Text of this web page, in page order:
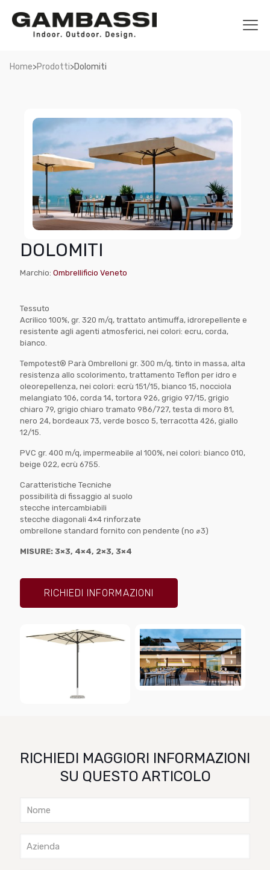
Home>Prodotti>Dolomiti
DOLOMITI
Marchio: Ombrellificio Veneto
Tessuto
Acrilico 100%, gr. 320 m/q, trattato antimuffa, idrorepellente e
resistente agli agenti atmosferici, nei colori: ecru, corda,
bianco.
Tempotest® Parà Ombrelloni gr. 300 m/q, tinto in massa, alta
resistenza allo scolorimento, trattamento Teflon per idro e
oleorepellenza, nei colori: ecrù 151/15, bianco 15, nocciola
melangiato 106, corda 14, tortora 926, grigio 97/15, grigio
chiaro 79, grigio chiaro tramato 986/727, testa di moro 81,
nero 24, bordeaux 73, verde bosco 5, terracotta 426, giallo
12/15.
PVC gr. 400 m/q, impermeabile al 100%, nei colori: bianco 010,
beige 022, ecrù 6755.
Caratteristiche Tecniche
possibilità di fissaggio al suolo
stecche intercambiabili
stecche diagonali 4×4 rinforzate
ombrellone standard fornito con pendente (no ⌀3)
MISURE: 3×3, 4×4, 2×3, 3×4
RICHIEDI INFORMAZIONI
RICHIEDI MAGGIORI INFORMAZIONI
SU QUESTO ARTICOLO